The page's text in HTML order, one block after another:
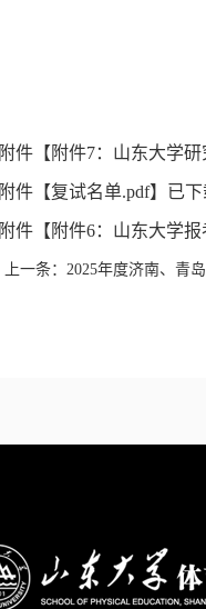
附件【 附件7：山东大学
附件【复试名单.pdf】已下
附件【 附件6：山东大学
上一条： 2025年度济南、青